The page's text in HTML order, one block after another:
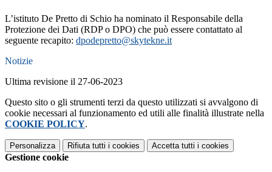
L’istituto De Pretto di Schio ha nominato il Responsabile della
Protezione dei Dati (RDP o DPO) che può essere contattato al
seguente recapito: dpodepretto@skytekne.it
Notizie
Ultima revisione il 27-06-2023
Questo sito o gli strumenti terzi da questo utilizzati si avvalgono di
cookie necessari al funzionamento ed utili alle finalità illustrate nella
COOKIE POLICY.
Personalizza Rifiuta tutti i cookies Accetta tutti i cookies
Gestione cookie